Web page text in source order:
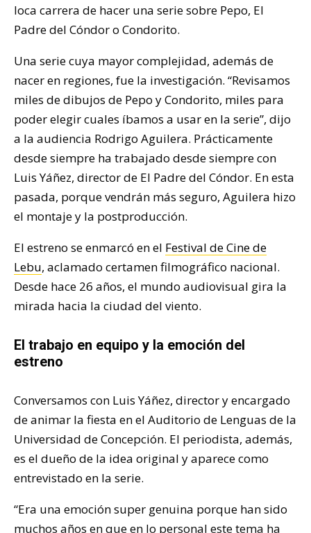
loca carrera de hacer una serie sobre Pepo, El
Padre del Cóndor o Condorito.
Una serie cuya mayor complejidad, además de
nacer en regiones, fue la investigación. “Revisamos
miles de dibujos de Pepo y Condorito, miles para
poder elegir cuales íbamos a usar en la serie”, dijo
a la audiencia Rodrigo Aguilera. Prácticamente
desde siempre ha trabajado desde siempre con
Luis Yáñez, director de El Padre del Cóndor. En esta
pasada, porque vendrán más seguro, Aguilera hizo
el montaje y la postproducción.
El estreno se enmarcó en el Festival de Cine de
Lebu, aclamado certamen filmográfico nacional.
Desde hace 26 años, el mundo audiovisual gira la
mirada hacia la ciudad del viento.
El trabajo en equipo y la emoción del
estreno
Conversamos con Luis Yáñez, director y encargado
de animar la fiesta en el Auditorio de Lenguas de la
Universidad de Concepción. El periodista, además,
es el dueño de la idea original y aparece como
entrevistado en la serie.
“Era una emoción super genuina porque han sido
muchos años en que en lo personal este tema ha